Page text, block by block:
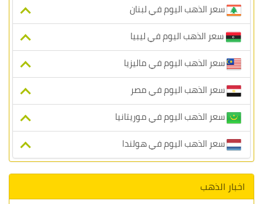
سعر الذهب اليوم في لبنان
سعر الذهب اليوم في ليبيا
سعر الذهب اليوم في ماليزيا
سعر الذهب اليوم في مصر
سعر الذهب اليوم في موريتانيا
سعر الذهب اليوم في هولندا
اخبار الذهب